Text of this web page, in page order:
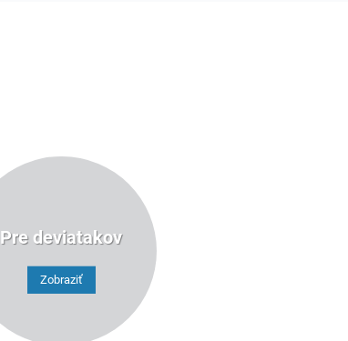
Pre deviatakov
Zobraziť